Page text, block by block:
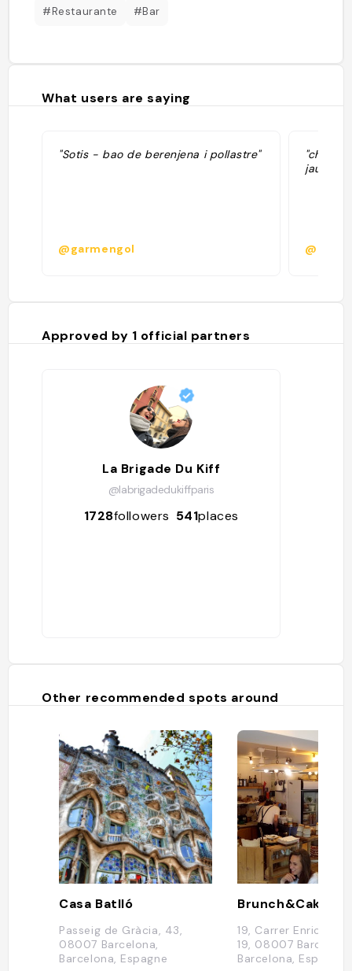
#Restaurante #Bar
What users are saying
"Sotis - bao de berenjena i pollastre"
@garmengol
jaune
Approved by 1 official partners
La Brigade Du Kiff
@labrigadedukiffparis
1728followers 541places
Other recommended spots around
Casa Batlló
Passeig de Gràcia, 43,
08007 Barcelona,
Barcelona, Espagne
Brunch&Cake
19, Carrer Enric
19, 08007
Barcelona, Espagne